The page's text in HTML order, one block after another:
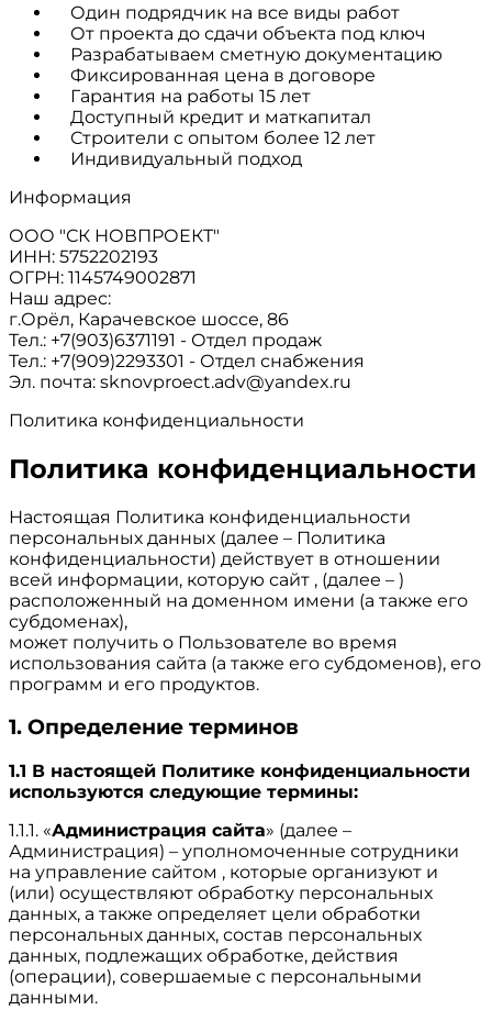
Один подрядчик на все виды работ
От проекта до сдачи объекта под ключ
Разрабатываем сметную документацию
Фиксированная цена в договоре
Гарантия на работы 15 лет
Доступный кредит и маткапитал
Строители с опытом более 12 лет
Индивидуальный подход
Информация
ООО "СК НОВПРОЕКТ"
ИНН: 5752202193
ОГРН: 1145749002871
Наш адрес:
г.Орёл, Карачевское шоссе, 86
Тел.: +7(903)6371191 - Отдел продаж
Тел.: +7(909)2293301 - Отдел снабжения
Эл. почта: sknovproect.adv@yandex.ru
Политика конфиденциальности
Политика конфиденциальности
Настоящая Политика конфиденциальности
персональных данных (далее – Политика
конфиденциальности) действует в отношении
всей информации, которую сайт , (далее – )
расположенный на доменном имени (а также его
субдоменах),
может получить о Пользователе во время
использования сайта (а также его субдоменов), его
программ и его продуктов.
1. Определение терминов
1.1 В настоящей Политике конфиденциальности
используются следующие термины:
1.1.1. «Администрация сайта» (далее –
Администрация) – уполномоченные сотрудники
на управление сайтом , которые организуют и
(или) осуществляют обработку персональных
данных, а также определяет цели обработки
персональных данных, состав персональных
данных, подлежащих обработке, действия
(операции), совершаемые с персональными
данными.